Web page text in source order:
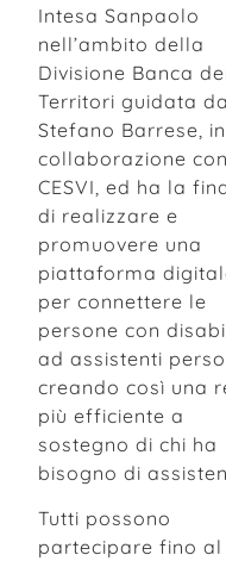
Intesa Sanpaolo
nell’ambito della
Divisione Banca
Territori guidata da
Stefano Barrese, in
collaborazione con
CESVI, ed ha la
di realizzare e
promuovere una
piattaforma
per connettere le
persone con
ad assistenti
creando così una
più efficiente a
sostegno di chi ha
bisogno di
Tutti possono
partecipare fino al